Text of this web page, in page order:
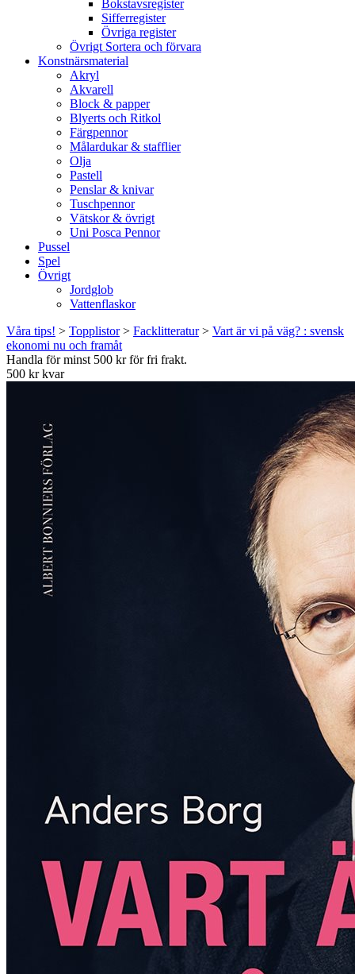
Bokstavsregister
Sifferregister
Övriga register
Övrigt Sortera och förvara
Konstnärsmaterial
Akryl
Akvarell
Block & papper
Blyerts och Ritkol
Färgpennor
Målardukar & stafflier
Olja
Pastell
Penslar & knivar
Tuschpennor
Vätskor & övrigt
Uni Posca Pennor
Pussel
Spel
Övrigt
Jordglob
Vattenflaskor
Våra tips! > Topplistor> Facklitteratur> Vart är vi på väg? : svensk
ekonomi nu och framåt
Handla för minst 500 kr för fri frakt.
500 kr kvar